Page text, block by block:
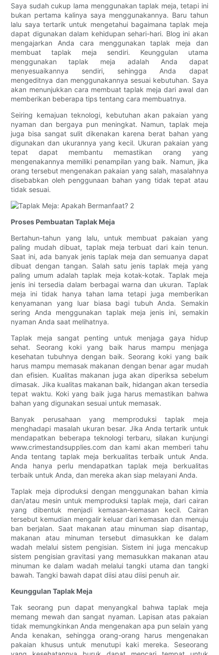
Saya sudah cukup lama menggunakan taplak meja, tetapi ini
bukan pertama kalinya saya menggunakannya. Baru tahun
lalu saya tertarik untuk mengetahui bagaimana taplak meja
dapat digunakan dalam kehidupan sehari-hari. Blog ini akan
mengajarkan Anda cara menggunakan taplak meja dan
membuat taplak meja sendiri. Keunggulan utama
menggunakan taplak meja adalah Anda dapat
menyesuaikannya sendiri, sehingga Anda dapat
mengeditnya dan menggunakannya sesuai kebutuhan. Saya
akan menunjukkan cara membuat taplak meja dari awal dan
memberikan beberapa tips tentang cara membuatnya.
Seiring kemajuan teknologi, kebutuhan akan pakaian yang
nyaman dan bergaya pun meningkat. Namun, taplak meja
juga bisa sangat sulit dikenakan karena berat bahan yang
digunakan dan ukurannya yang kecil. Ukuran pakaian yang
tepat dapat membantu memastikan orang yang
mengenakannya memiliki penampilan yang baik. Namun, jika
orang tersebut mengenakan pakaian yang salah, masalahnya
disebabkan oleh penggunaan bahan yang tidak tepat atau
tidak sesuai.
Proses Pembuatan Taplak Meja
Bertahun-tahun yang lalu, untuk membuat pakaian yang
paling mudah dibuat, taplak meja terbuat dari kain tenun.
Saat ini, ada banyak jenis taplak meja dan semuanya dapat
dibuat dengan tangan. Salah satu jenis taplak meja yang
paling umum adalah taplak meja kotak-kotak. Taplak meja
jenis ini tersedia dalam berbagai warna dan ukuran. Taplak
meja ini tidak hanya tahan lama tetapi juga memberikan
kenyamanan yang luar biasa bagi tubuh Anda. Semakin
sering Anda menggunakan taplak meja jenis ini, semakin
nyaman Anda saat melihatnya.
Taplak meja sangat penting untuk menjaga gaya hidup
sehat. Seorang koki yang baik harus mampu menjaga
kesehatan tubuhnya dengan baik. Seorang koki yang baik
harus mampu memasak makanan dengan benar agar mudah
dan efisien. Kualitas makanan juga akan diperiksa sebelum
dimasak. Jika kualitas makanan baik, hidangan akan tersedia
tepat waktu. Koki yang baik juga harus memastikan bahwa
bahan yang digunakan sesuai untuk memasak.
Banyak perusahaan yang memproduksi taplak meja
menghadapi masalah ukuran besar. Jika Anda tertarik untuk
mendapatkan beberapa teknologi terbaru, silakan kunjungi
www.crimestandsupplies.com dan kami akan memberi tahu
Anda tentang taplak meja berkualitas terbaik untuk Anda.
Anda hanya perlu mendapatkan taplak meja berkualitas
terbaik untuk Anda, dan mereka akan siap melayani Anda.
Taplak meja diproduksi dengan menggunakan bahan kimia
dan/atau mesin untuk memproduksi taplak meja, dari cairan
yang dibentuk menjadi kemasan-kemasan kecil. Cairan
tersebut kemudian mengalir keluar dari kemasan dan menuju
ban berjalan. Saat makanan atau minuman siap disantap,
makanan atau minuman tersebut dimasukkan ke dalam
wadah melalui sistem pengisian. Sistem ini juga mencakup
sistem pengisian gravitasi yang memasukkan makanan atau
minuman ke dalam wadah melalui tangki utama dan tangki
bawah. Tangki bawah dapat diisi atau diisi penuh air.
Keunggulan Taplak Meja
Tak seorang pun dapat menyangkal bahwa taplak meja
memang mewah dan sangat nyaman. Lapisan atas pakaian
tidak memungkinkan Anda mengenakan apa pun selain yang
Anda kenakan, sehingga orang-orang harus mengenakan
pakaian khusus untuk menutupi kaki mereka. Seseorang